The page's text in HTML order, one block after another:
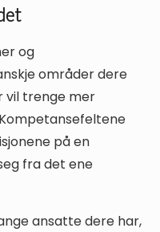
og
områder dere
vil trenge mer
på en
fra det ene
ansatte dere har,